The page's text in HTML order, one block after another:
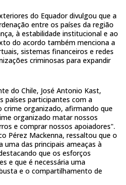
do Equador divulgou que a
entre os países da região
à estabilidade institucional e ao
do acordo também menciona a
sistemas financeiros e redes
criminosas para expandir
do Chile, José Antonio Kast,
países participantes com a
crime organizado, afirmando que
organizado matar nossos
e comprar nossos apoiadores".
Pérez Mackenna, ressaltou que o
das principais ameaças à
que os esforços
e que é necessária uma
e o compartilhamento de